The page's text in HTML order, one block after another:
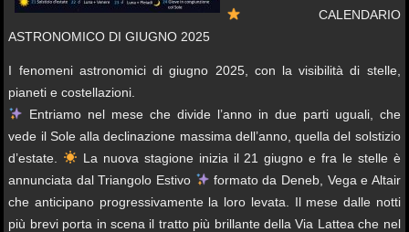
CALENDARIO
ASTRONOMICO DI GIUGNO 2025
I fenomeni astronomici di giugno 2025, con la visibilità di stelle,
pianeti e costellazioni.
Entriamo nel mese che divide l’anno in due parti uguali, che
vede il Sole alla declinazione massima dell’anno, quella del solstizio
d’estate.
La nuova stagione inizia il 21 giugno e fra le stelle è
annunciata dal Triangolo Estivo
formato da Deneb, Vega e Altair
che anticipano progressivamente la loro levata. Il mese dalle notti
più brevi porta in scena il tratto più brillante della Via Lattea che nel